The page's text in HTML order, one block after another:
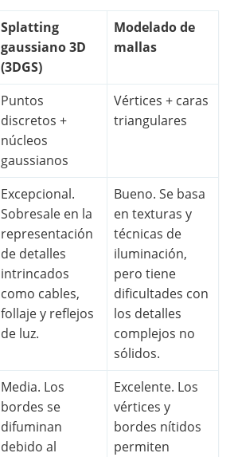
Splatting
gaussiano 3D
(3DGS)
Modelado de
mallas
Puntos
discretos +
núcleos
gaussianos
Vértices + caras
triangulares
Excepcional.
Sobresale en la
representación
de detalles
intrincados
como cables,
follaje y reflejos
de luz.
Bueno. Se basa
en texturas y
técnicas de
iluminación,
pero tiene
dificultades con
los detalles
complejos no
sólidos.
Media. Los
bordes se
difuminan
debido al
Excelente. Los
vértices y
bordes nítidos
permiten